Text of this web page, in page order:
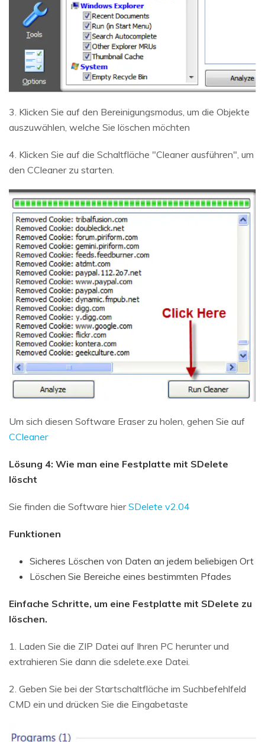
3. Klicken Sie auf den Bereinigungsmodus, um die Objekte
auszuwählen, welche Sie löschen möchten
4. Klicken Sie auf die Schaltfläche "Cleaner ausführen", um
den CCleaner zu starten.
Um sich diesen Software Eraser zu holen, gehen Sie auf
CCleaner
Lösung 4: Wie man eine Festplatte mit SDelete
löscht
Sie finden die Software hierSDelete v2.04
Funktionen
Sicheres Löschen von Daten an jedem beliebigen Ort
Löschen Sie Bereiche eines bestimmten Pfades
Einfache Schritte, um eine Festplatte mit SDelete zu
löschen.
1. Laden Sie die ZIP Datei auf Ihren PC herunter und
extrahieren Sie dann die sdelete.exe Datei.
2. Geben Sie bei der Startschaltfläche im Suchbefehlfeld
CMD ein und drücken Sie die Eingabetaste